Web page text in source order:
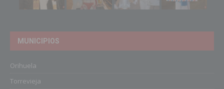
MUNICIPIOS
Orihuela
Torrevieja